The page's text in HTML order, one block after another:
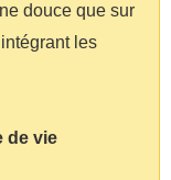
douce que sur
les
de vie